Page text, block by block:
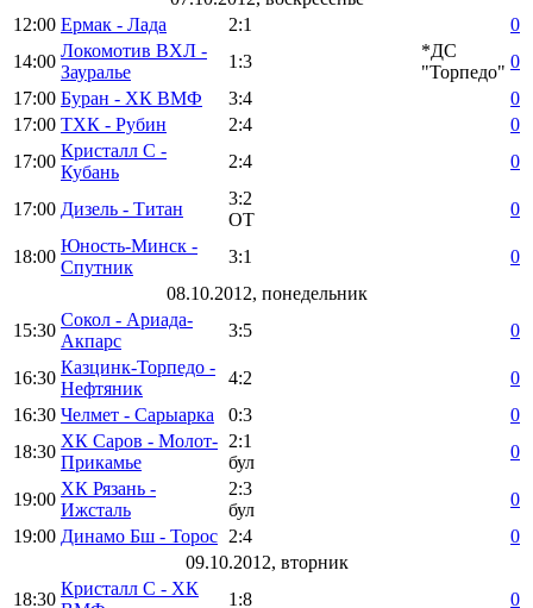
12:00 Ермак - Лада 2:1
0
14:00
Локомотив ВХЛ -
Зауралье
1:3
*ДС
"Торпедо"
0
17:00 Буран - ХК ВМФ 3:4
0
17:00 ТХК - Рубин 2:4
0
17:00
Кристалл С -
Кубань
2:4 0
17:00 Дизель - Титан
3:2
ОТ
0
18:00
Юность-Минск -
Спутник
3:1
0
08.10.2012, понедельник
15:30
Сокол - Ариада-
Акпарс
3:5 0
16:30
Казцинк-Торпедо -
Нефтяник
4:2
0
16:30 Челмет - Сарыарка 0:3
0
18:30
ХК Саров - Молот-
Прикамье
2:1
бул
0
19:00
ХК Рязань -
Ижсталь
2:3
бул
0
19:00 Динамо Бш - Торос 2:4
0
09.10.2012, вторник
18:30
Кристалл С - ХК
1:8
0